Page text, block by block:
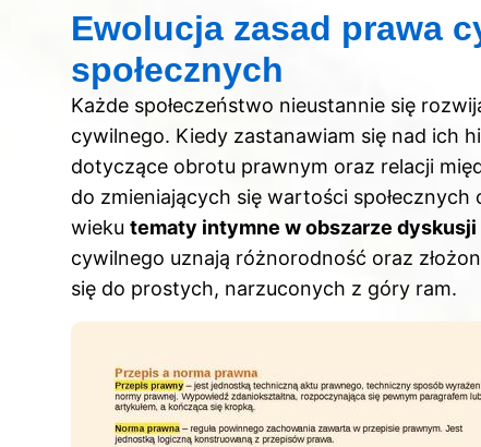
Ewolucja zasad prawa
społecznych
Każde społeczeństwo nieustannie się
cywilnego. Kiedy zastanawiam się nad ich
dotyczące obrotu prawnym oraz relacji
do zmieniających się wartości
wieku tematy intymne w obszarze dyskusji
cywilnego uznają różnorodność oraz
się do prostych, narzuconych z góry ram.